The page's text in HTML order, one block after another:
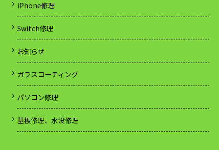
iPhone修理
Switch修理
お知らせ
ガラスコーティング
パソコン修理
基板修理、水没修理